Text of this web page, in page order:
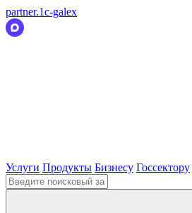
partner.1c-galex
Услуги Продукты Бизнесу Госсектору